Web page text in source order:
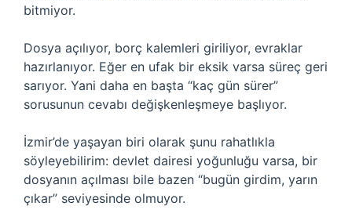
bitmiyor.
Dosya açılıyor, borç kalemleri giriliyor, evraklar
hazırlanıyor. Eğer en ufak bir eksik varsa süreç geri
sarıyor. Yani daha en başta “kaç gün sürer”
sorusunun cevabı değişkenleşmeye başlıyor.
İzmir’de yaşayan biri olarak şunu rahatlıkla
söyleyebilirim: devlet dairesi yoğunluğu varsa, bir
dosyanın açılması bile bazen “bugün girdim, yarın
çıkar” seviyesinde olmuyor.